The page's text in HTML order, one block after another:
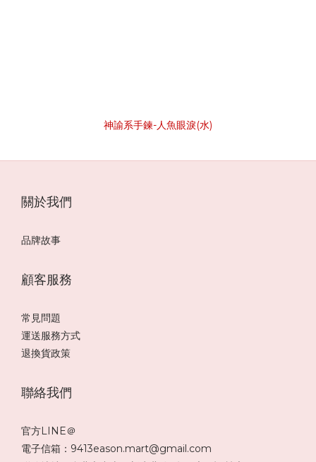
神諭系手鍊-人魚眼淚(水)
關於我們
品牌故事
顧客服務
常見問題
運送服務方式
退換貨政策
聯絡我們
官方LINE＠
電子信箱：9413eason.mart@gmail.com